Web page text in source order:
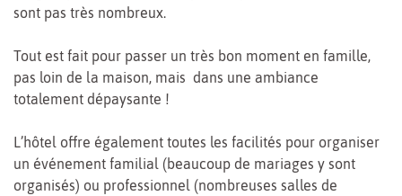
sont pas très nombreux.
Tout est fait pour passer un très bon moment en famille,
pas loin de la maison, mais dans une ambiance
totalement dépaysante !
L’hôtel offre également toutes les facilités pour organiser
un événement familial (beaucoup de mariages y sont
organisés) ou professionnel (nombreuses salles de